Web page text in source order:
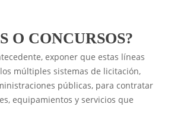
O CONCURSOS?
exponer que estas líneas
múltiples sistemas de licitación,
públicas, para contratar
equipamientos y servicios que